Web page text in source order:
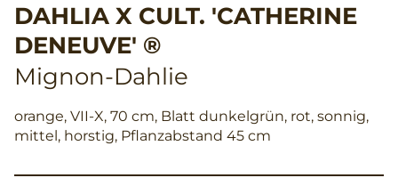
DAHLIA X CULT. 'CATHERINE
DENEUVE' ®
Mignon-Dahlie
orange, VII-X, 70 cm, Blatt dunkelgrün, rot, sonnig,
mittel, horstig, Pflanzabstand 45 cm